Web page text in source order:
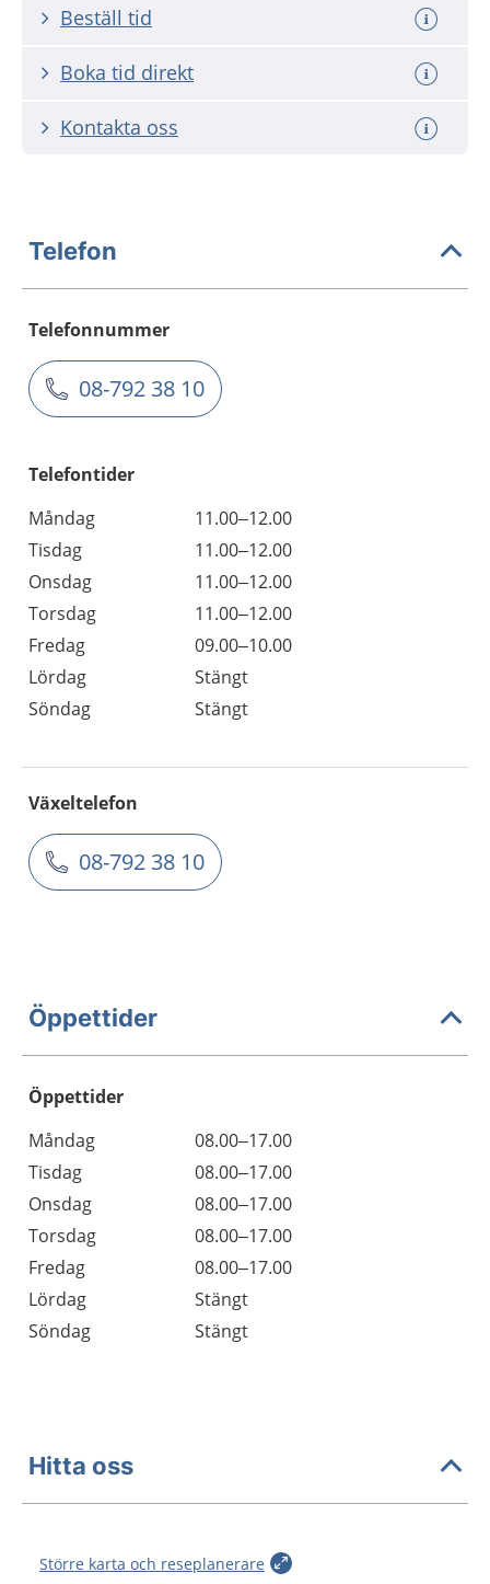
Beställ tid
Boka tid direkt
Kontakta oss
Telefon
Telefonnummer
08-792 38 10
Telefontider
Måndag
11.00–12.00
Tisdag
11.00–12.00
Onsdag
11.00–12.00
Torsdag
11.00–12.00
Fredag
09.00–10.00
Lördag
Stängt
Söndag
Stängt
Växeltelefon
08-792 38 10
Öppettider
Öppettider
Dag
Öppettider
Kommentarer
Måndag
08.00–17.00
Tisdag
08.00–17.00
Onsdag
08.00–17.00
Torsdag
08.00–17.00
Fredag
08.00–17.00
Lördag
Stängt
Söndag
Stängt
Hitta oss
Större karta och reseplanerare